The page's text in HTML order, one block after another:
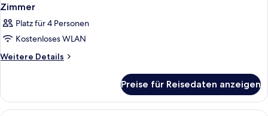
Zimmer
Platz für 4 Personen
Kostenloses WLAN
Weitere Details
Weitere
Preise für Reisedaten anzeigen
Ein Essbereich im Freien mit